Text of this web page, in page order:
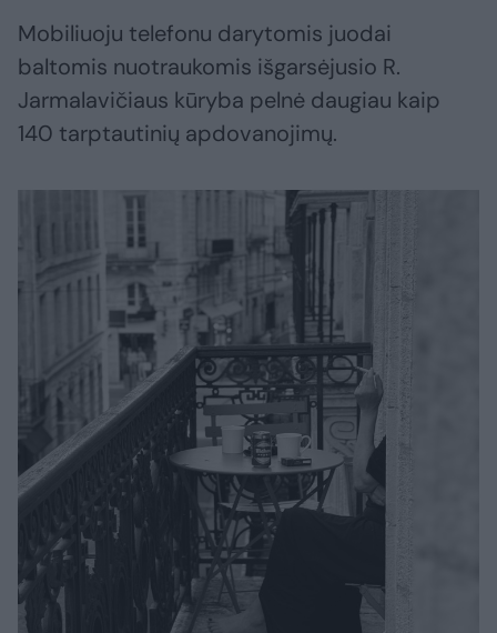
Mobiliuoju telefonu darytomis juodai
baltomis nuotraukomis išgarsėjusio R.
Jarmalavičiaus kūryba pelnė daugiau kaip
140 tarptautinių apdovanojimų.